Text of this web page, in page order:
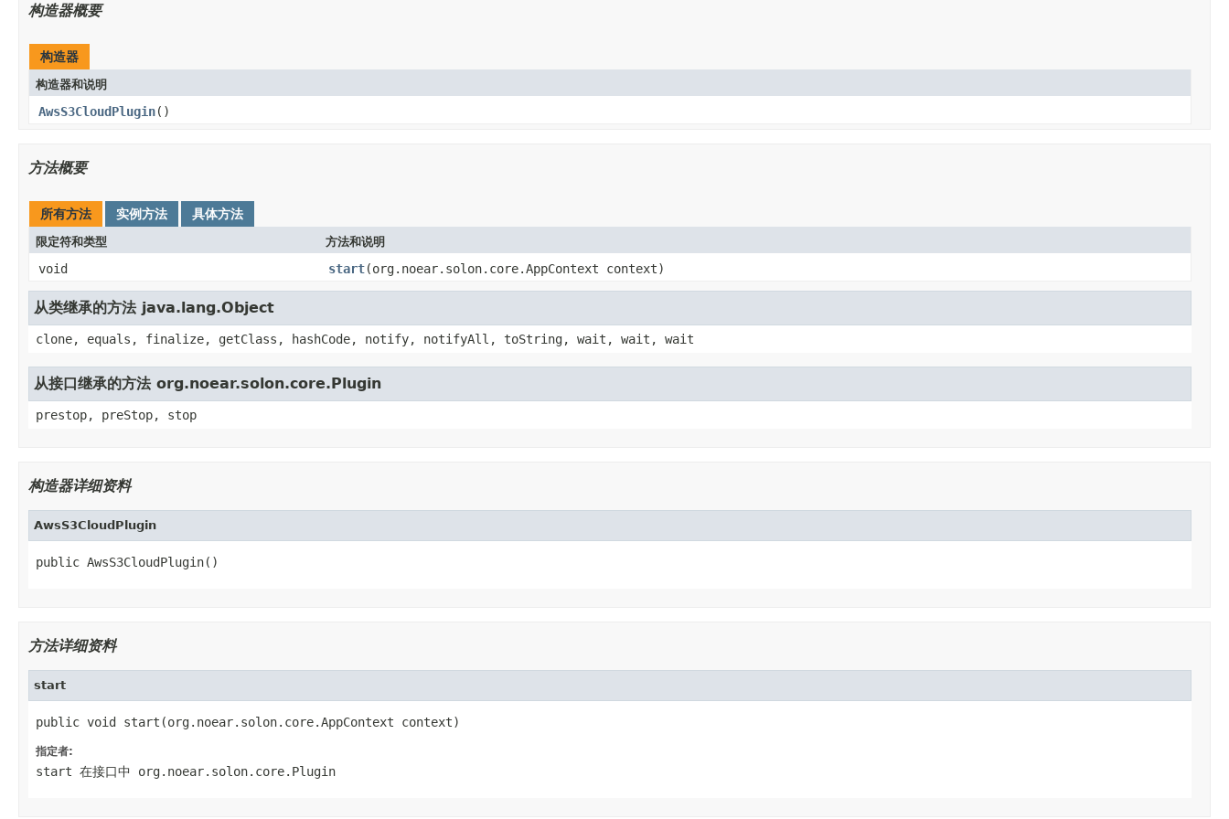
构造器概要
构造器
构造器和说明
AwsS3CloudPlugin()
方法概要
所有方法 实例方法 具体方法
限定符和类型 方法和说明
void start(org.noear.solon.core.AppContext context)
从类继承的方法 java.lang.Object
clone, equals, finalize, getClass, hashCode, notify, notifyAll, toString, wait, wait, wait
从接口继承的方法 org.noear.solon.core.Plugin
prestop, preStop, stop
构造器详细资料
AwsS3CloudPlugin
public AwsS3CloudPlugin()
方法详细资料
start
public void start(org.noear.solon.core.AppContext context)
指定者:
start 在接口中 org.noear.solon.core.Plugin